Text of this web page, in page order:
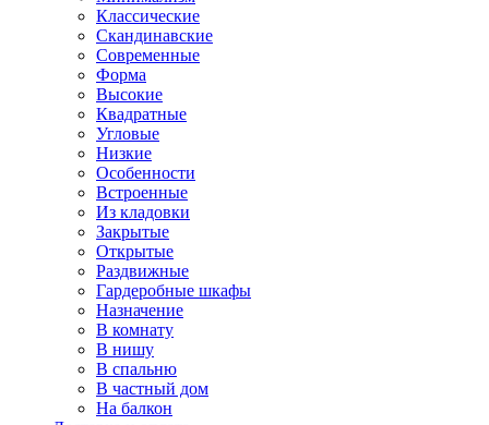
Классические
Скандинавские
Современные
Форма
Высокие
Квадратные
Угловые
Низкие
Особенности
Встроенные
Из кладовки
Закрытые
Открытые
Раздвижные
Гардеробные шкафы
Назначение
В комнату
В нишу
В спальню
В частный дом
На балкон